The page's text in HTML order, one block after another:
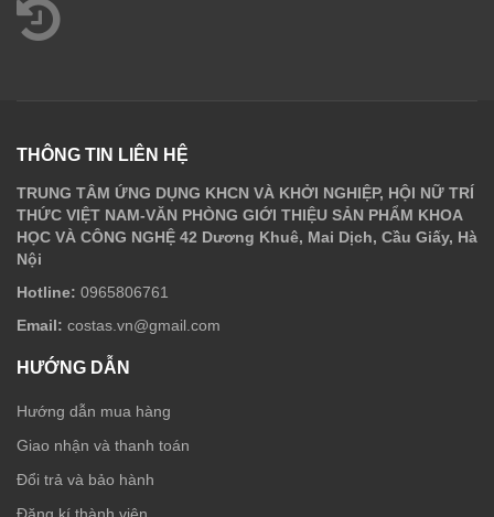
THÔNG TIN LIÊN HỆ
TRUNG TÂM ỨNG DỤNG KHCN VÀ KHỞI NGHIỆP, HỘI NỮ TRÍ
THỨC VIỆT NAM-VĂN PHÒNG GIỚI THIỆU SẢN PHẨM KHOA
HỌC VÀ CÔNG NGHỆ 42 Dương Khuê, Mai Dịch, Cầu Giấy, Hà
Nội
Hotline: 0965806761
Email: costas.vn@gmail.com
HƯỚNG DẪN
Hướng dẫn mua hàng
Giao nhận và thanh toán
Đổi trả và bảo hành